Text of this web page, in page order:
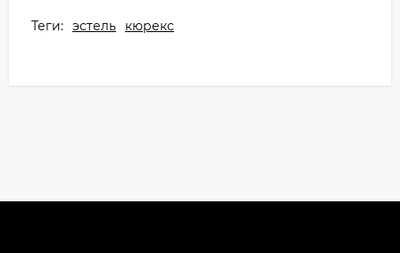
Теги: эстель кюрекс